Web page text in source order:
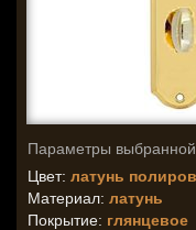
Параметры выбранной
Цвет: латунь
Материал: латунь
Покрытие: глянцевое